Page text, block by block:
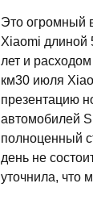
Это огромный
Xiaomi длиной
лет и
км30 июля
презентацию
автомобилей
полноценный
день не
уточнила, что